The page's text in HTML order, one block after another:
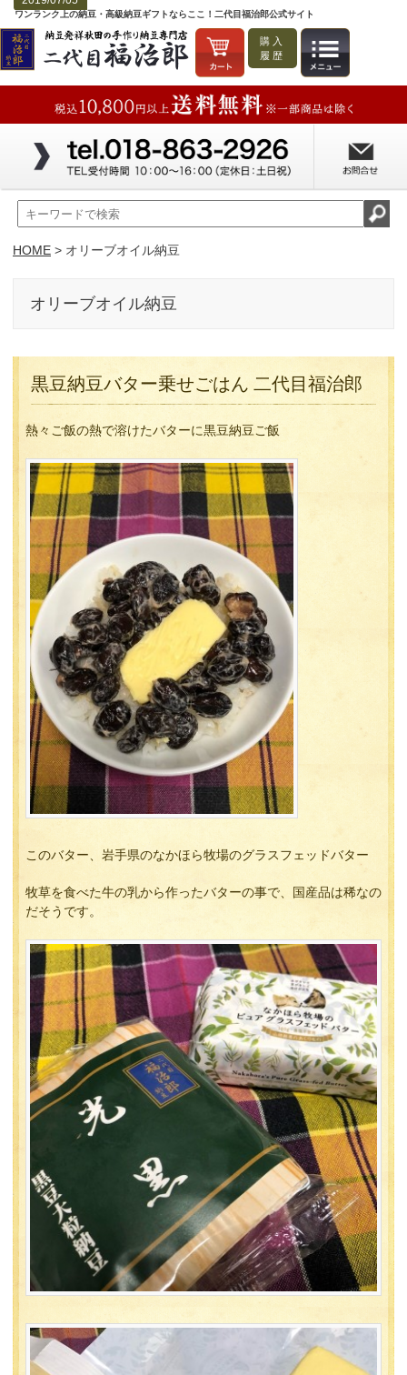
ワンランク上の納豆・高級納豆ギフトならここ！二代目福治郎公式サイト
購入
履歴
HOME > オリーブオイル納豆
オリーブオイル納豆
黒豆納豆バター乗せごはん 二代目福治郎
熱々ご飯の熱で溶けたバターに黒豆納豆ご飯
このバター、岩手県のなかほら牧場のグラスフェッドバター
牧草を食べた牛の乳から作ったバターの事で、国産品は稀なの
だそうです。